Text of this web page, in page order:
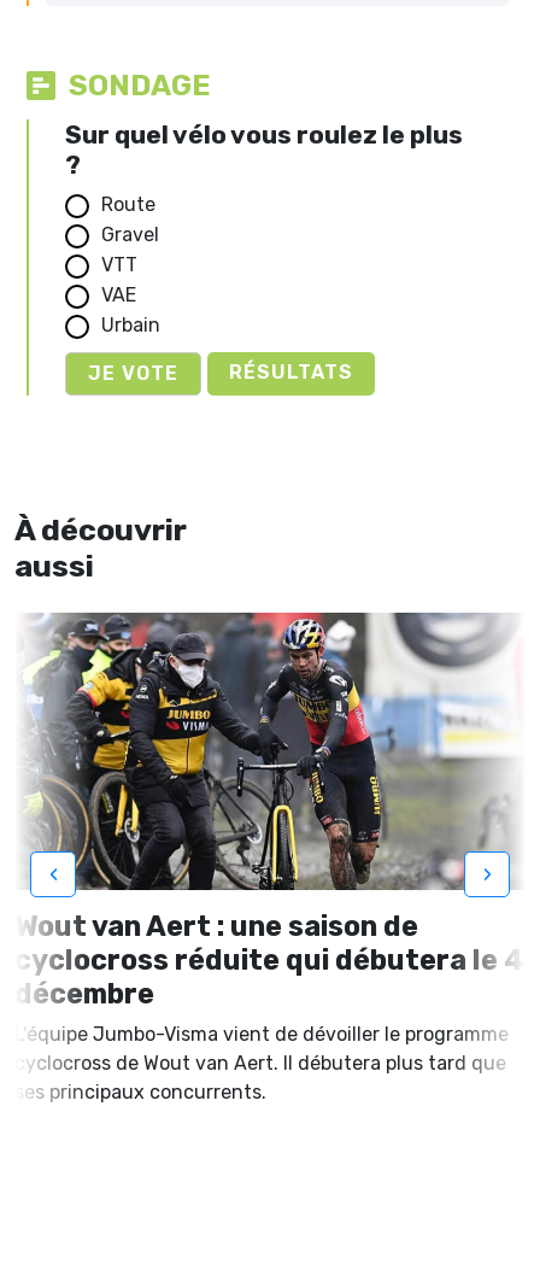
SONDAGE
Sur quel vélo vous roulez le plus
?
Route
Gravel
VTT
VAE
Urbain
RÉSULTATS
À découvrir
aussi
Wout van Aert : une saison de
cyclocross réduite qui débutera le 4
décembre
L'équipe Jumbo-Visma vient de dévoiller le programme
cyclocross de Wout van Aert. Il débutera plus tard que
ses principaux concurrents.
‹ ›